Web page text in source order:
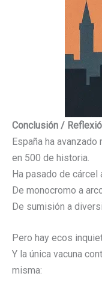
Conclusión /
España ha
en 500 de historia.
Ha pasado de cárcel
De monocromo a
De sumisión a
Pero hay ecos
Y la única vacuna
misma: